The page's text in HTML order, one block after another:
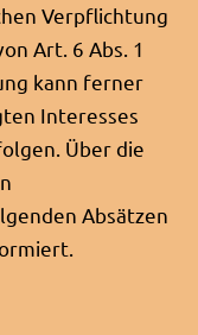
Verpflichtung
Art. 6 Abs. 1
kann ferner
Interesses
Über die
Absätzen